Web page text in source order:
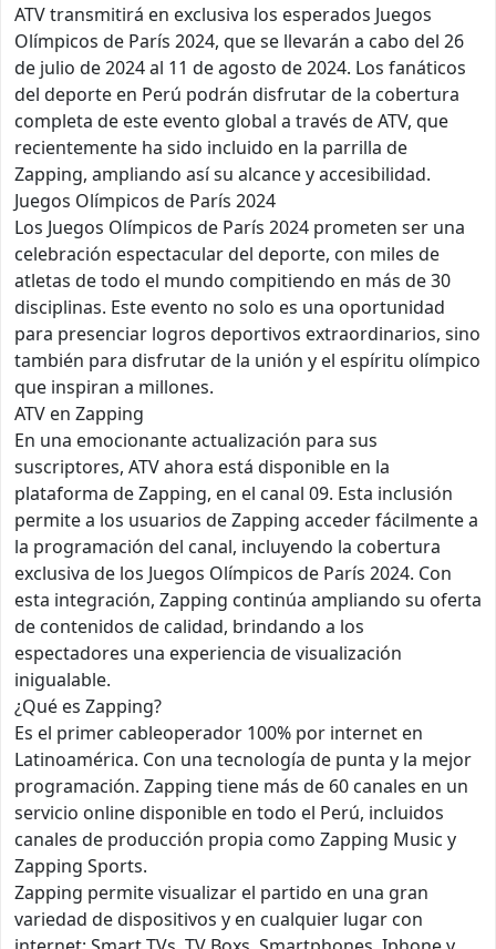
ATV transmitirá en exclusiva los esperados Juegos
Olímpicos de París 2024, que se llevarán a cabo del 26
de julio de 2024 al 11 de agosto de 2024. Los fanáticos
del deporte en Perú podrán disfrutar de la cobertura
completa de este evento global a través de ATV, que
recientemente ha sido incluido en la parrilla de
Zapping, ampliando así su alcance y accesibilidad.
Juegos Olímpicos de París 2024
Los Juegos Olímpicos de París 2024 prometen ser una
celebración espectacular del deporte, con miles de
atletas de todo el mundo compitiendo en más de 30
disciplinas. Este evento no solo es una oportunidad
para presenciar logros deportivos extraordinarios, sino
también para disfrutar de la unión y el espíritu olímpico
que inspiran a millones.
ATV en Zapping
En una emocionante actualización para sus
suscriptores, ATV ahora está disponible en la
plataforma de Zapping, en el canal 09. Esta inclusión
permite a los usuarios de Zapping acceder fácilmente a
la programación del canal, incluyendo la cobertura
exclusiva de los Juegos Olímpicos de París 2024. Con
esta integración, Zapping continúa ampliando su oferta
de contenidos de calidad, brindando a los
espectadores una experiencia de visualización
inigualable.
¿Qué es Zapping?
Es el primer cableoperador 100% por internet en
Latinoamérica. Con una tecnología de punta y la mejor
programación. Zapping tiene más de 60 canales en un
servicio online disponible en todo el Perú, incluidos
canales de producción propia como Zapping Music y
Zapping Sports.
Zapping permite visualizar el partido en una gran
variedad de dispositivos y en cualquier lugar con